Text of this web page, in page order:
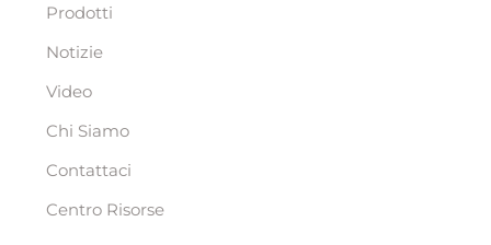
Prodotti
Notizie
Video
Chi Siamo
Contattaci
Centro Risorse